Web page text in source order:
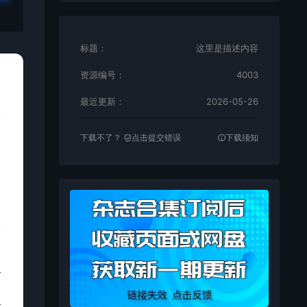
标题： 这里是描述内容
资源编号： 4003
最近更新： 2026-05-26
下载不了？ 点击提交错误 下载须知